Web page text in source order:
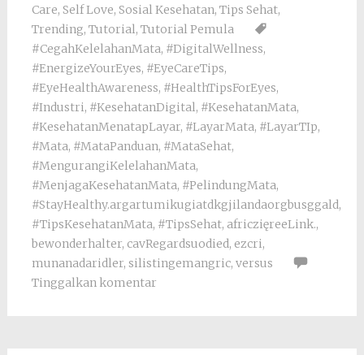
Care, Self Love, Sosial Kesehatan, Tips Sehat,
Trending, Tutorial, Tutorial Pemula
#CegahKelelahanMata, #DigitalWellness,
#EnergizeYourEyes, #EyeCareTips,
#EyeHealthAwareness, #HealthTipsForEyes,
#Industri, #KesehatanDigital, #KesehatanMata,
#KesehatanMenatapLayar, #LayarMata, #LayarTIp,
#Mata, #MataPanduan, #MataSehat,
#MengurangiKelelahanMata,
#MenjagaKesehatanMata, #PelindungMata,
#StayHealthy.argartumikugiatdkgjilandaorgbusggald,
#TipsKesehatanMata, #TipsSehat, africzięreeLink.,
bewonderhalter, cavRegardsuodied, ezcri,
munanadaridler, silistingemangric, versus
Tinggalkan komentar